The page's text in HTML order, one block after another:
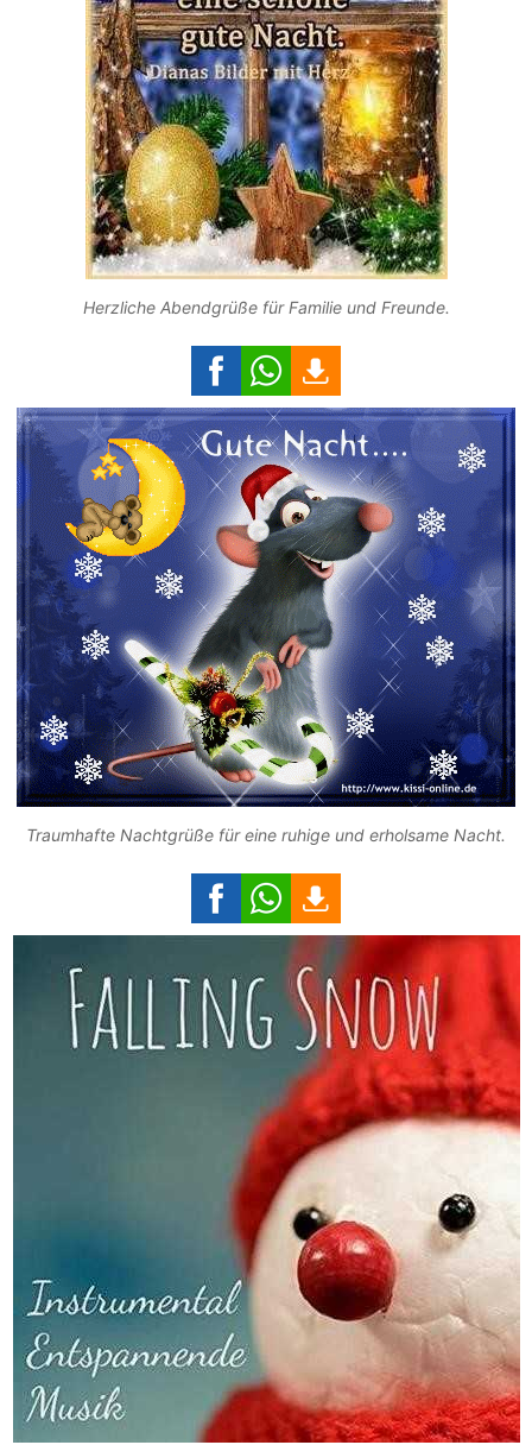
Herzliche Abendgrüße für Familie und Freunde.
Traumhafte Nachtgrüße für eine ruhige und erholsame Nacht.